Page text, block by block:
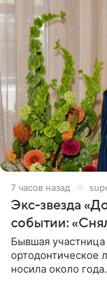
7 часов назад
Экс-звезда
событии:
Бывшая
ортодонтическое
носила около